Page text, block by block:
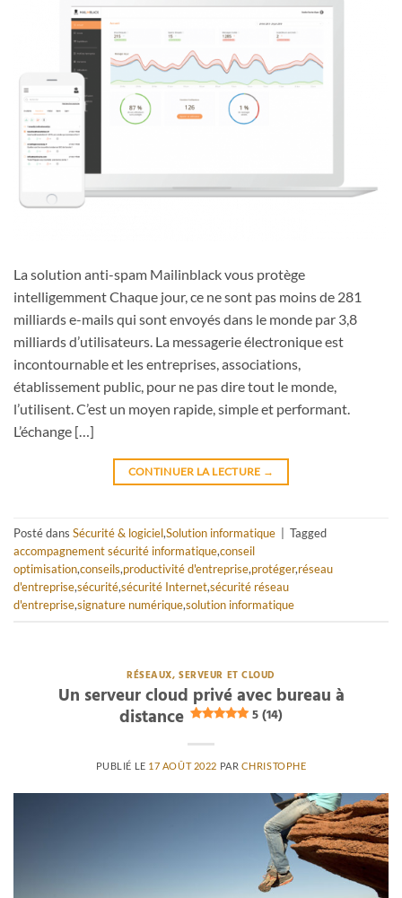
La solution anti-spam Mailinblack vous protège
intelligemment Chaque jour, ce ne sont pas moins de 281
milliards e-mails qui sont envoyés dans le monde par 3,8
milliards d’utilisateurs. La messagerie électronique est
incontournable et les entreprises, associations,
établissement public, pour ne pas dire tout le monde,
l’utilisent. C’est un moyen rapide, simple et performant.
L’échange […]
CONTINUER LA LECTURE →
Posté dans Sécurité & logiciel,Solution informatique
Tagged
accompagnement sécurité informatique,conseil
optimisation,conseils,productivité d'entreprise,protéger,réseau
d'entreprise,sécurité,sécurité Internet,sécurité réseau
d'entreprise,signature numérique,solution informatique
RÉSEAUX, SERVEUR ET CLOUD
Un serveur cloud privé avec bureau à
distance
5 (14)
PUBLIÉ LE 17 AOÛT 2022 PAR CHRISTOPHE